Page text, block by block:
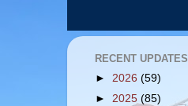
RECENT UPDATES
► 2026 (59)
► 2025 (85)